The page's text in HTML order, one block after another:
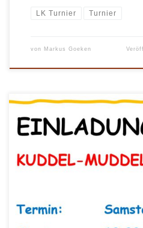
LK Turnier Turnier
von Markus Goeken
mitmachen! Es werden immer
nach Zeit gespielt. Bitte meldet
bitte auch […]